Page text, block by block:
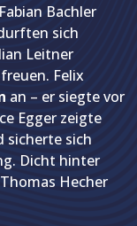
Bachler
sich
Leitner
Felix
an – er siegte vor
Egger zeigte
sicherte sich
Dicht hinter
Hecher